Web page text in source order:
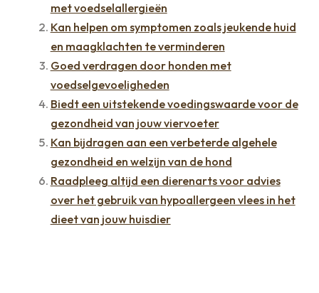
met voedselallergieën
Kan helpen om symptomen zoals jeukende huid
en maagklachten te verminderen
Goed verdragen door honden met
voedselgevoeligheden
Biedt een uitstekende voedingswaarde voor de
gezondheid van jouw viervoeter
Kan bijdragen aan een verbeterde algehele
gezondheid en welzijn van de hond
Raadpleeg altijd een dierenarts voor advies
over het gebruik van hypoallergeen vlees in het
dieet van jouw huisdier